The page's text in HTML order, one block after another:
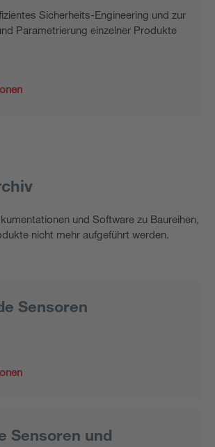
Sicherheits-Engineering und zur
Parametrierung einzelner Produkte
und Software zu Baureihen,
nicht mehr aufgeführt werden.
Sensoren
Sensoren und